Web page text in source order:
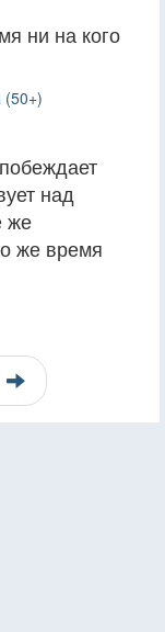
ни на кого
(50+)
над
же
же время